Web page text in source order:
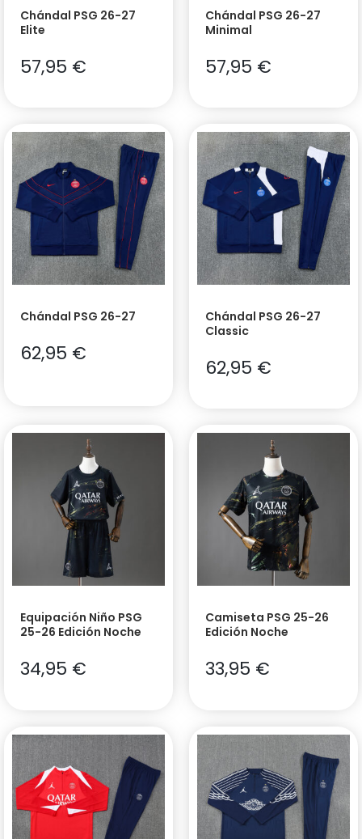
Chándal PSG 26-27
Elite
57,95 €
Chándal PSG 26-27
Minimal
57,95 €
Chándal PSG 26-27
62,95 €
Chándal PSG 26-27
Classic
62,95 €
Equipación Niño PSG
25-26 Edición Noche
34,95 €
Camiseta PSG 25-26
Edición Noche
33,95 €